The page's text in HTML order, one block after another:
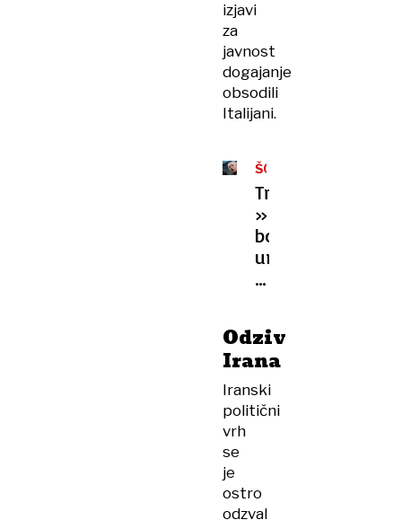
izjavi
za
javnost
dogajanje
obsodili
Italijani.
ŠOKANTNE
GROŽNJE
Trump:
»Nocoj
bo
umrla
celotna
se
bo
v
Iranu
Odziv
Irana
Iranski
politični
vrh
se
je
ostro
odzval